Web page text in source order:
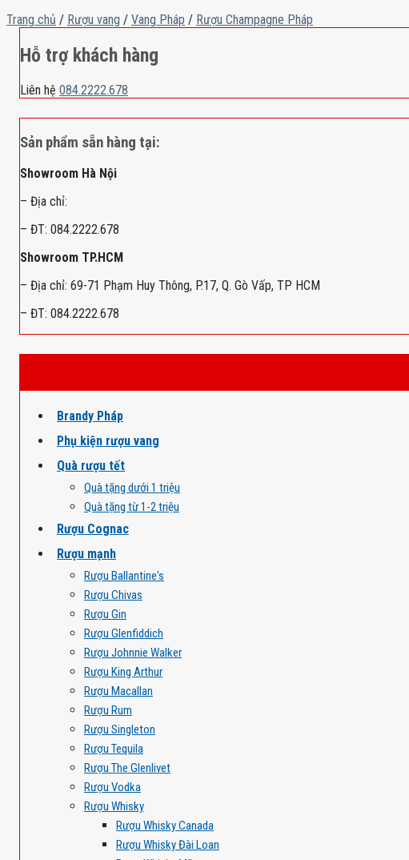
Trang chủ / Rượu vang / Vang Pháp / Rượu Champagne Pháp
Hỗ trợ khách hàng
Liên hệ 084.2222.678
Sản phẩm sẵn hàng tại:
Showroom Hà Nội
– Địa chỉ:
– ĐT: 084.2222.678
Showroom TP.HCM
– Địa chỉ: 69-71 Phạm Huy Thông, P.17, Q. Gò Vấp, TP HCM
– ĐT: 084.2222.678
Brandy Pháp
Phụ kiện rượu vang
Quà rượu tết
Quà tặng dưới 1 triệu
Quà tặng từ 1-2 triệu
Rượu Cognac
Rượu mạnh
Rượu Ballantine's
Rượu Chivas
Rượu Gin
Rượu Glenfiddich
Rượu Johnnie Walker
Rượu King Arthur
Rượu Macallan
Rượu Rum
Rượu Singleton
Rượu Tequila
Rượu The Glenlivet
Rượu Vodka
Rượu Whisky
Rượu Whisky Canada
Rượu Whisky Đài Loan